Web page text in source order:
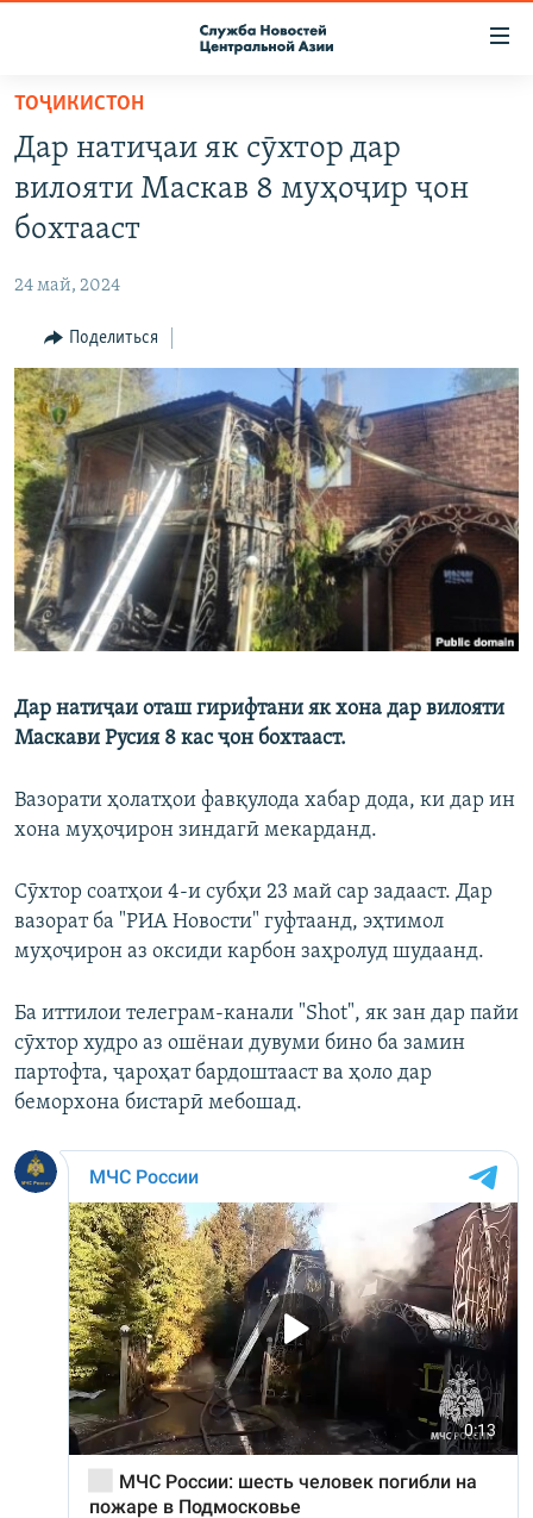
Вернуться
основному
содержанию
Вернутся
главной
Вернутся
поиску
ПОДПИСКА
КОНТАКТЫ
НАСТОЯЩЕЕ ВРЕМЯ
МИГРАНТ МЕДИА
ТОҶИКИСТОН
Дар натиҷаи як сӯхтор дар
вилояти Маскав 8 муҳоҷир ҷон
бохтааст
24 май, 2024
Поделиться
Дар натиҷаи оташ гирифтани як хона дар вилояти
Маскави Русия 8 кас ҷон бохтааст.
Вазорати ҳолатҳои фавқулода хабар дода, ки дар ин
хона муҳоҷирон зиндагӣ мекарданд.
Сӯхтор соатҳои 4-и субҳи 23 май сар задааст. Дар
вазорат ба "РИА Новости" гуфтаанд, эҳтимол
муҳоҷирон аз оксиди карбон заҳролуд шудаанд.
Ба иттилои телеграм-канали "Shot", як зан дар пайи
сӯхтор худро аз ошёнаи дувуми бино ба замин
партофта, ҷароҳат бардоштааст ва ҳоло дар
беморхона бистарӣ мебошад.